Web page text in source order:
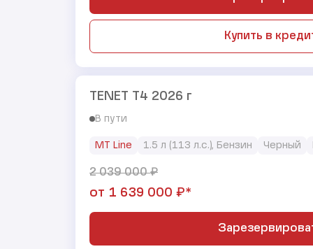
Купить в
TENET T4 2026 г
В пути
MT Line 1.5 л (113 л.с.), Бензин Черный
2 039 000₽
от 1 639 000 ₽*